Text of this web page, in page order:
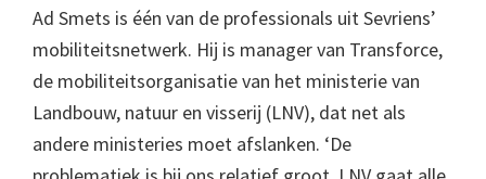
Ad Smets is één van de professionals uit Sevriens’
mobiliteitsnetwerk. Hij is manager van Transforce,
de mobiliteitsorganisatie van het ministerie van
Landbouw, natuur en visserij (LNV), dat net als
andere ministeries moet afslanken. ‘De